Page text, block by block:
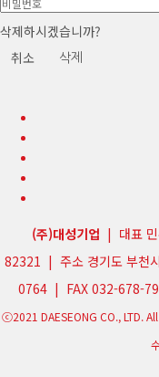
삭제하시겠습니까?
취소
삭제
(주)대성기업 | 대표
82321 | 주소 경기도 부천
0764 | FAX 032-678-
ⓒ2021 DAESEONG CO., LTD.